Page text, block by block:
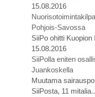
15.08.2016
Pohjois-Savossa
SiiPo ohitti Kuopion
15.08.2016
SiiPolla eniten
Juankoskella
Muutama
SiiPosta, 11